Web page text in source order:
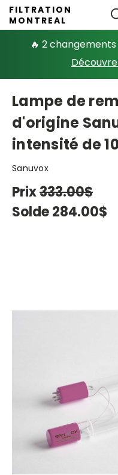
🔥 2
FILTRATION
MONTREAL
Lampe de
d'origine
intensité de
Sanuvox
Prix333.00$
Solde284.00$